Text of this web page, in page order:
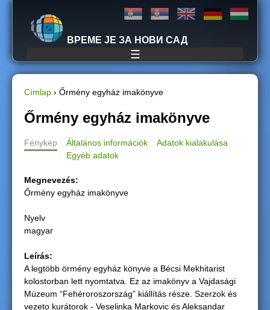
Jump to navigation
ВРЕМЕ ЈЕ ЗА НОВИ САД
☰
J
e
e
n
l
e
g
Címlap › Őrmény egyház imakönyve
Őrmény egyház imakönyve
Fénykép Általános információk
Adatok kialakulása
Egyéb adatok
Megnevezés:
Őrmény egyház imakönyve
Nyelv
magyar
Leírás:
A legtöbb örmény egyház könyve a Bécsi Mekhitarist
kolostorban lett nyomtatva. Ez az imakönyv a Vajdasági
Múzeum “Fehéroroszország” kiállítás része. Szerzok és
vezeto kurátorok - Veselinka Markovic és Aleksandar